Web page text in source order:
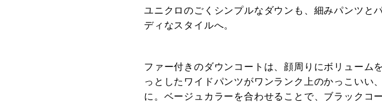
ユニクロのごくシンプルなダウンも、細みパンツと
ディなスタイルへ。
ファー付きのダウンコートは、顔周りにボリューム
っとしたワイドパンツがワンランク上のかっこいい
に。ベージュカラーを合わせることで、ブラックコ